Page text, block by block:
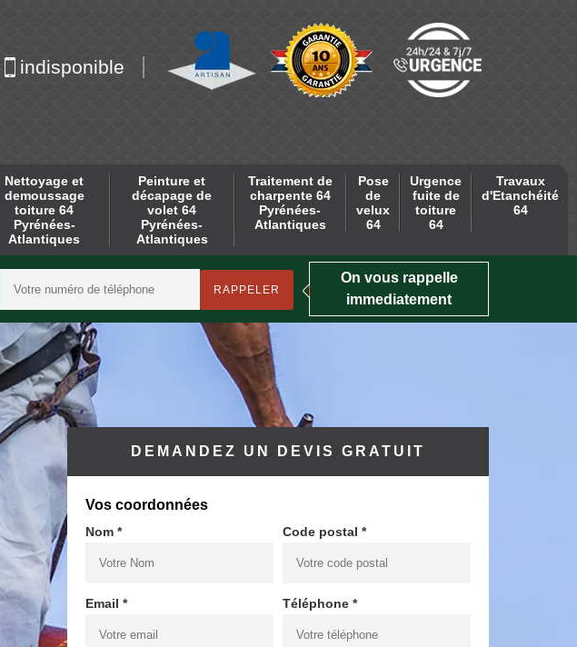
indisponible
Nettoyage et
demoussage
toiture 64
Pyrénées-
Atlantiques
Peinture et
décapage de
volet 64
Pyrénées-
Atlantiques
Traitement de
charpente 64
Pyrénées-
Atlantiques
Pose
de
velux
64
Urgence
fuite de
toiture
64
Travaux
d'Etanchéité
64
On vous rappelle
immediatement
DEMANDEZ UN DEVIS GRATUIT
Vos coordonnées
Nom * Code postal *
Email * Téléphone *